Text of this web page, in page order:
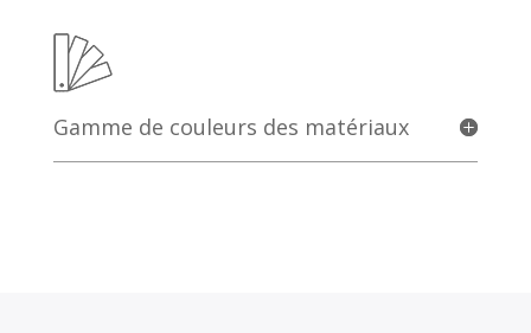
Gamme de couleurs des matériaux